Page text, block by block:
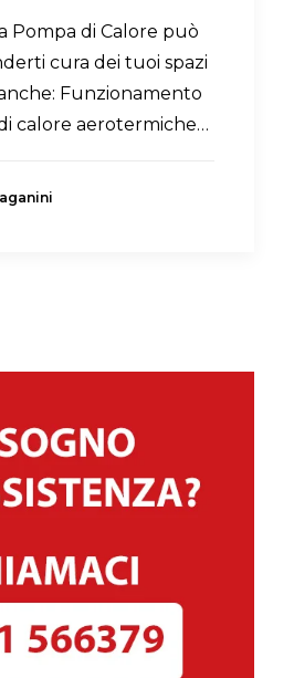
Pompa di Calore può
cura dei tuoi spazi
Funzionamento
calore aerotermiche…